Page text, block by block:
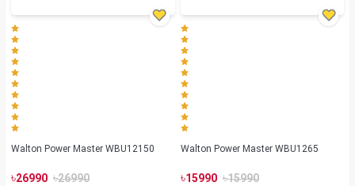
Walton Power Master WBU12150
৳26990 ৳26990
Walton Power Master WBU1265
৳15990 ৳15990